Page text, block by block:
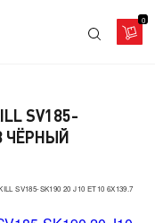
0
SV185-
ЧЁРНЫЙ
SV185-SK190 20 J10 ET10 6X139.7